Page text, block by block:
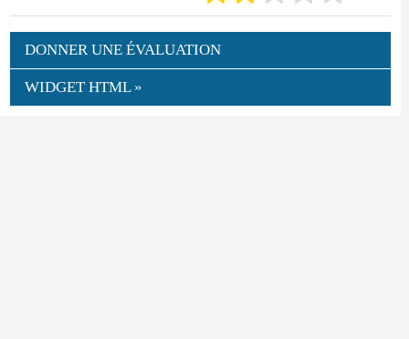
DONNER UNE ÉVALUATION
WIDGET HTML »